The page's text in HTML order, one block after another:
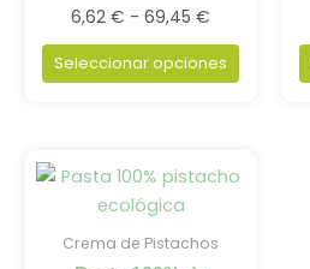
6,62 € - 69,45 €
Seleccionar opciones
opciones
se
pueden
página
de
producto
Crema de Pistachos
de
12,87 €
Este
producto
tiene
múltiples